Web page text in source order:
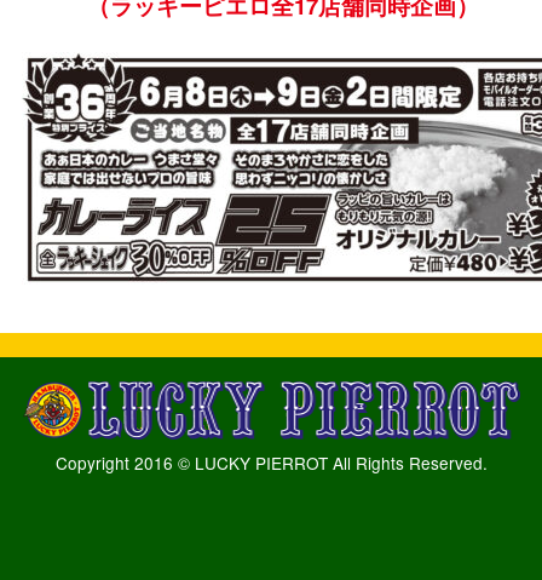
Copyright 2016 © LUCKY PIERROT All Rights Reserved.